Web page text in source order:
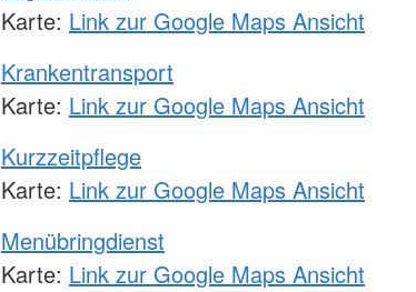
Karte: Link zur Google Maps Ansicht
Krankentransport
Karte: Link zur Google Maps Ansicht
Kurzzeitpflege
Karte: Link zur Google Maps Ansicht
Menübringdienst
Karte: Link zur Google Maps Ansicht